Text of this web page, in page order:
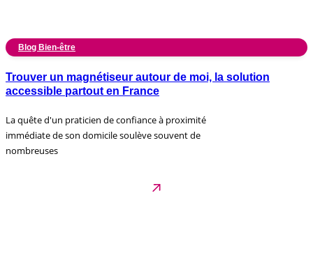
Blog Bien-être
Trouver un magnétiseur autour de moi, la solution
accessible partout en France
La quête d'un praticien de confiance à proximité
immédiate de son domicile soulève souvent de
nombreuses